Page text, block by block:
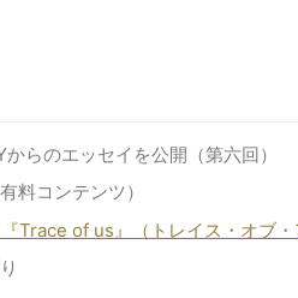
らのエッセイを公開（第六回）
料コンテンツ）
Trace of us』（トレイス・オブ・